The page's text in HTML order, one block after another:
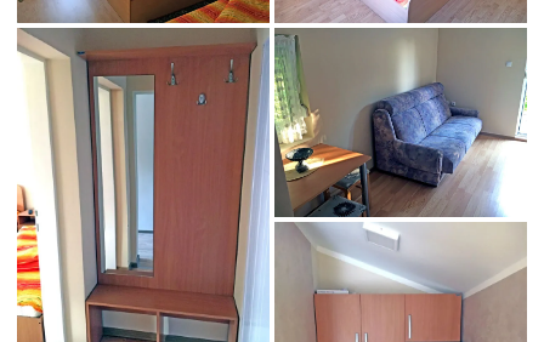
Apartman 11 vila
Andreea 2 u Sokobanji
Apartman 11 vila
Andreea 2 u Sokobanji